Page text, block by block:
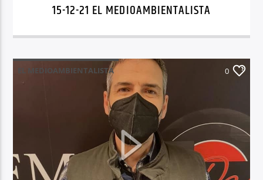
15-12-21 EL MEDIOAMBIENTALISTA
EL MEDIOAMBIENTALISTA 0